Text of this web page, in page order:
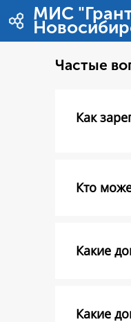
Saut au contenu
МИС
Частые
Как
Кто
Какие
Какие